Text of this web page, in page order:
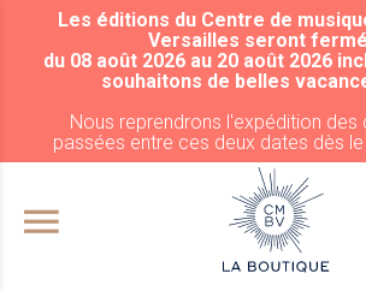
ALLER AU CONTENU
Les éditions du Centre de
Versailles seront
du 08 août 2026 au 20 août 2026
souhaitons de belles
Nous reprendrons l'expédition
passées entre ces deux dates dès